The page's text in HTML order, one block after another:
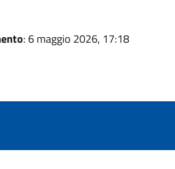
: 6 maggio 2026, 17:18